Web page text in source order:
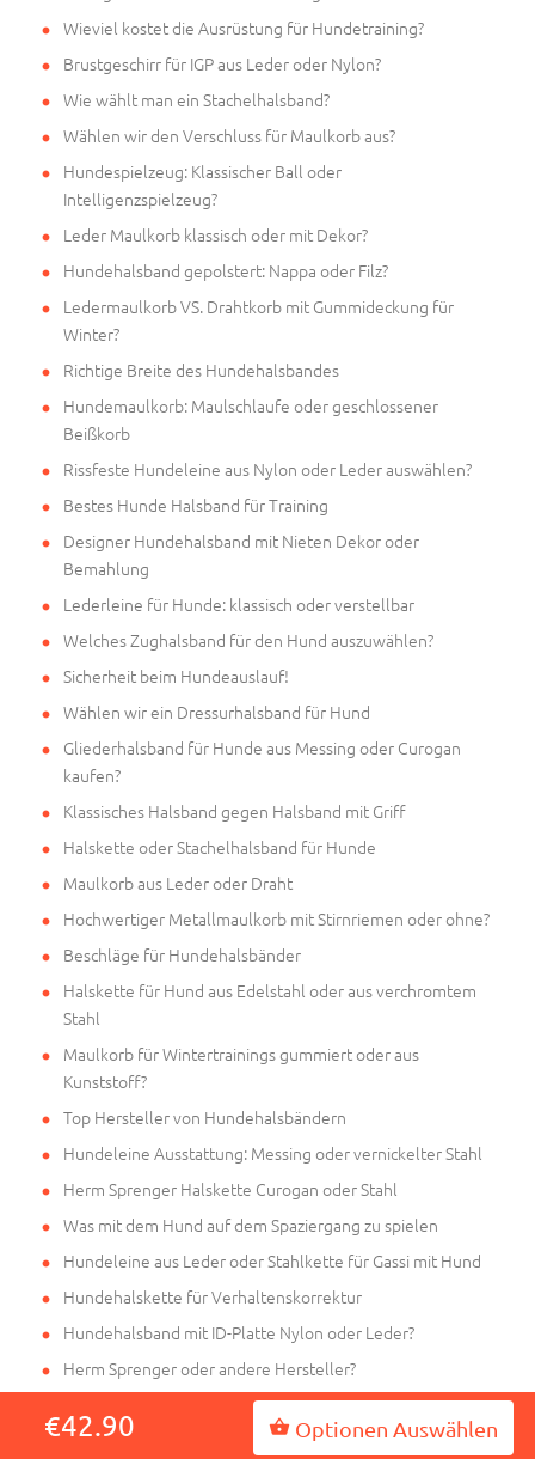
€42.90 Optionen Auswählen
Wieviel kostet die Ausrüstung für Hundetraining?
Brustgeschirr für IGP aus Leder oder Nylon?
Wie wählt man ein Stachelhalsband?
Wählen wir den Verschluss für Maulkorb aus?
Hundespielzeug: Klassischer Ball oder
Intelligenzspielzeug?
Leder Maulkorb klassisch oder mit Dekor?
Hundehalsband gepolstert: Nappa oder Filz?
Ledermaulkorb VS. Drahtkorb mit Gummideckung für
Winter?
Richtige Breite des Hundehalsbandes
Hundemaulkorb: Maulschlaufe oder geschlossener
Beißkorb
Rissfeste Hundeleine aus Nylon oder Leder auswählen?
Bestes Hunde Halsband für Training
Designer Hundehalsband mit Nieten Dekor oder
Bemahlung
Lederleine für Hunde: klassisch oder verstellbar
Welches Zughalsband für den Hund auszuwählen?
Sicherheit beim Hundeauslauf!
Wählen wir ein Dressurhalsband für Hund
Gliederhalsband für Hunde aus Messing oder Curogan
kaufen?
Klassisches Halsband gegen Halsband mit Griff
Halskette oder Stachelhalsband für Hunde
Maulkorb aus Leder oder Draht
Hochwertiger Metallmaulkorb mit Stirnriemen oder ohne?
Beschläge für Hundehalsbänder
Halskette für Hund aus Edelstahl oder aus verchromtem
Stahl
Maulkorb für Wintertrainings gummiert oder aus
Kunststoff?
Top Hersteller von Hundehalsbändern
Hundeleine Ausstattung: Messing oder vernickelter Stahl
Herm Sprenger Halskette Curogan oder Stahl
Was mit dem Hund auf dem Spaziergang zu spielen
Hundeleine aus Leder oder Stahlkette für Gassi mit Hund
Hundehalskette für Verhaltenskorrektur
Hundehalsband mit ID-Platte Nylon oder Leder?
Herm Sprenger oder andere Hersteller?
Auswahl von Hunde Brustgeschirr für Hetzarbeit
Resources